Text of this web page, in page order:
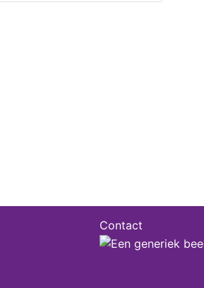
Contact